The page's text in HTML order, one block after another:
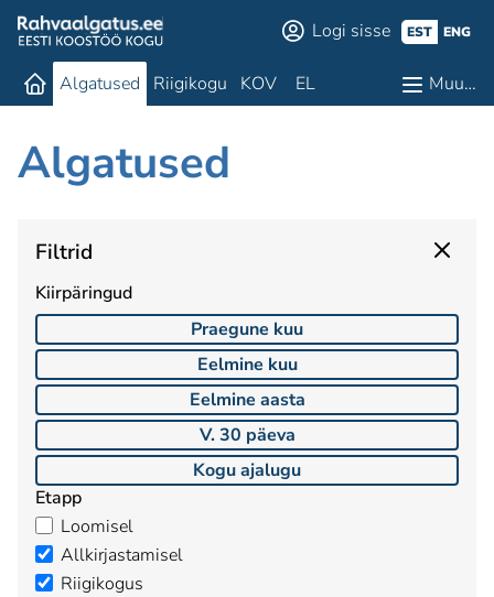
Logi sisse EST ENG
Algatused Riigikogu KOV EL Muu…
Algatused
Filtrid
Kiirpäringud
Praegune kuu
Eelmine kuu
Eelmine aasta
V. 30 päeva
Kogu ajalugu
Etapp
Loomisel
Allkirjastamisel
Riigikogus